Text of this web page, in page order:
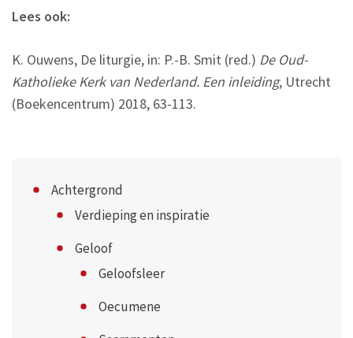
Lees ook:
K. Ouwens, De liturgie, in: P.-B. Smit (red.) De Oud-
Katholieke Kerk van Nederland. Een inleiding, Utrecht
(Boekencentrum) 2018, 63-113.
Achtergrond
Verdieping en inspiratie
Geloof
Geloofsleer
Oecumene